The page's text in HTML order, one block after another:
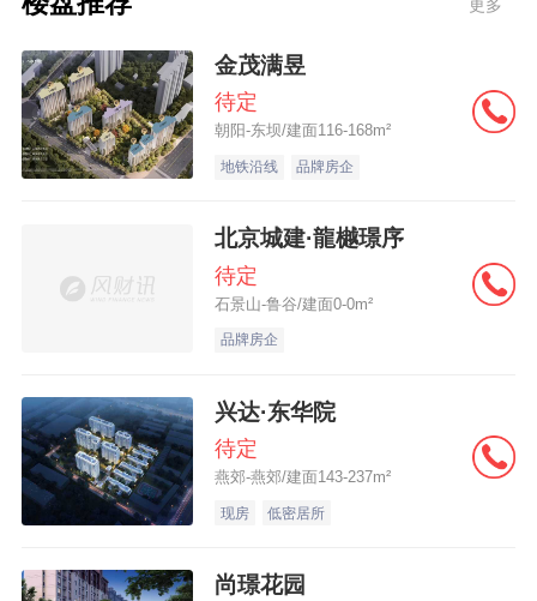
上门代收还是自己去缴，三表是否出户；观
察电梯的品牌、速度及管理方式，观察公共
楼道的整洁程度及布局；小区是否封闭，保
安水平怎样，观察一下保安人员的数量和责
任心；小区绿化工作如何，物业管理公司提
供哪些服务。 九、了解以后居住的费用 包括
水、电、煤、暖的价格；物业管理费的收取
标准；车位的费用。 十、追溯旧房的历史 房
屋是哪一年盖的，还有多长时间的土地使用
是否发生过不好的事情，是否欠人钱或者发
生过盗窃案；是否欠物业管理公司的费用，
以及水、电、煤、暖的费用。 十一、了解邻
间在社区内看人来人往，通过衣首和生活规
更多
金茂满昱
待定
朝阳-东坝/建面116-168m²
地铁沿线 品牌房企
北京城建·龍樾璟序
待定
石景山-鲁谷/建面0-0m²
品牌房企
兴达·东华院
待定
燕郊-燕郊/建面143-237m²
现房 低密居所
尚璟花园